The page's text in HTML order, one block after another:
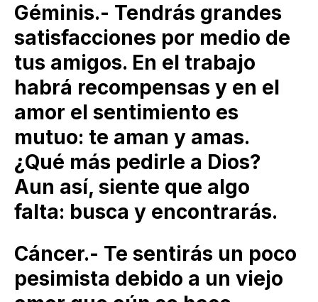
Géminis.- Tendrás grandes
satisfacciones por medio de
tus amigos. En el trabajo
habrá recompensas y en el
amor el sentimiento es
mutuo: te aman y amas.
¿Qué más pedirle a Dios?
Aun así, siente que algo
falta: busca y encontrarás.
Cáncer.- Te sentirás un poco
pesimista debido a un viejo